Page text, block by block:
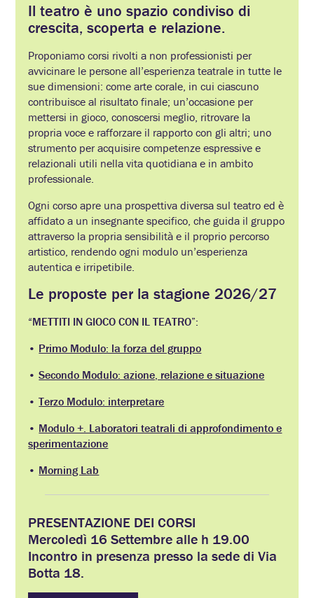
Il teatro è uno spazio condiviso di
crescita, scoperta e relazione.
Proponiamo corsi rivolti a non professionisti per
avvicinare le persone all’esperienza teatrale in tutte le
sue dimensioni: come arte corale, in cui ciascuno
contribuisce al risultato finale; un’occasione per
mettersi in gioco, conoscersi meglio, ritrovare la
propria voce e rafforzare il rapporto con gli altri; uno
strumento per acquisire competenze espressive e
relazionali utili nella vita quotidiana e in ambito
professionale.
Ogni corso apre una prospettiva diversa sul teatro ed è
affidato a un insegnante specifico, che guida il gruppo
attraverso la propria sensibilità e il proprio percorso
artistico, rendendo ogni modulo un’esperienza
autentica e irripetibile.
Le proposte per la stagione 2026/27
“METTITI IN GIOCO CON IL TEATRO”:
• Primo Modulo: la forza del gruppo
•Secondo Modulo: azione, relazione e situazione
•Terzo Modulo: interpretare
• Modulo +. Laboratori teatrali di approfondimento e
sperimentazione
• Morning Lab
PRESENTAZIONE DEI CORSI
Mercoledì 16 Settembre alle h 19.00
Incontro in presenza presso la sede di Via
Botta 18.